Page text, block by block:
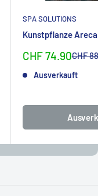
SPA SOLUTIONS
Kunstpflanze Areca
Sonderpreis
CHF 74.90CHF
Ausverkauft